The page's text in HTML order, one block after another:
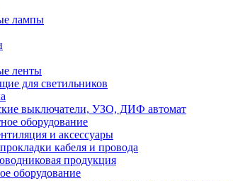
лампы
ленты
для светильников
выключатели, УЗО, ДИФ автомат
оборудование
и аксессуары
кабеля и провода
продукция
оборудование